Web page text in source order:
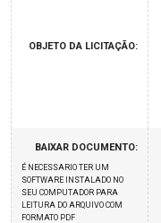
OBJETO DA LICITAÇÃO:
BAIXAR DOCUMENTO:
É NECESSARIO TER UM
SOFTWARE INSTALADO NO
SEU COMPUTADOR PARA
LEITURA DO ARQUIVO COM
FORMATO PDF